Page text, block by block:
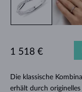
Die klassische
erhält durch
1 518 €